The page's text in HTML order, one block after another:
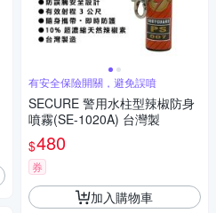
有安全保險開關，避免誤噴
SECURE 警用水柱型辣椒防身
噴霧(SE-1020A) 台灣製
$480
券
加入購物車